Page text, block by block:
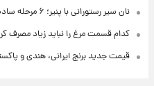
نان سیر رستورانی با پنیر؛ ۶ مرحله ساده برای یک نان پف‌دار و کش‌دار
کدام قسمت مرغ را نباید زیاد مصرف
قیمت جدید برنج ایرانی، هندی و